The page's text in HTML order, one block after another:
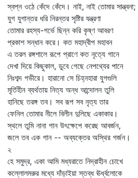
স্বপ্ন ওঠে কেঁদে কেঁদে। নাই, নাই তোমার সান্ত্বনা;
যুগ যুগান্তর ধরি নিরন্তর সৃষ্টির যন্ত্রণা
তোমার রহস্য-গর্ভে ছিন্ন করি কৃষ্ণ আবরণ
প্রকাশ সন্ধান করে। কত মহাদ্বীপ মহাবন
এ তরল রঙ্গশালে রূপে প্রাণে কত নৃত্যে গানে
দেখা দিয়ে কিছুকাল, ডুবে গেছে নেপথ্যের পানে
নিঃশব্দ গভীরে। হারানো সে চিহ্নহারা যুগগুলি
মূর্তিহীন ব্যর্থতায় নিত্য অন্ধ আন্দোলন তুলি
হানিছে তরঙ্গ তব। সব রূপ সব নৃত্য তার
ফেনিল তোমার নীলে বিলীন দুলিছে একাকার।
স্থলে তুমি নানা গান উৎক্ষেপে করেছ আবর্জন,
জলে তব এক গান -- অব্যক্তের অস্থির গর্জন।
২
হে সমুদ্র, একা আমি মধ্যরাতে নিদ্রাহীন চোখে
কল্লোলমরুর মধ্যে দাঁড়াইয়া স্তব্ধ ঊর্ধ্বলোকে